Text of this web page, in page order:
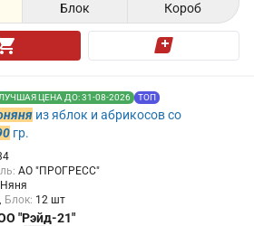
Блок Короб
ЛУЧШАЯ ЦЕНА ДО: 31-08-2026 ТОП
из яблок и абрикосов со
гр.
: АО "ПРОГРЕСС"
Блок: 12 шт
"Рэйд-21"